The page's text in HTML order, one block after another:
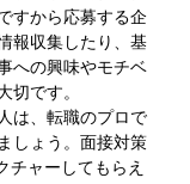
すから応募する企
報収集したり、基
への興味やモチベ
です。
は、転職のプロで
しょう。面接対策
チャーしてもらえ